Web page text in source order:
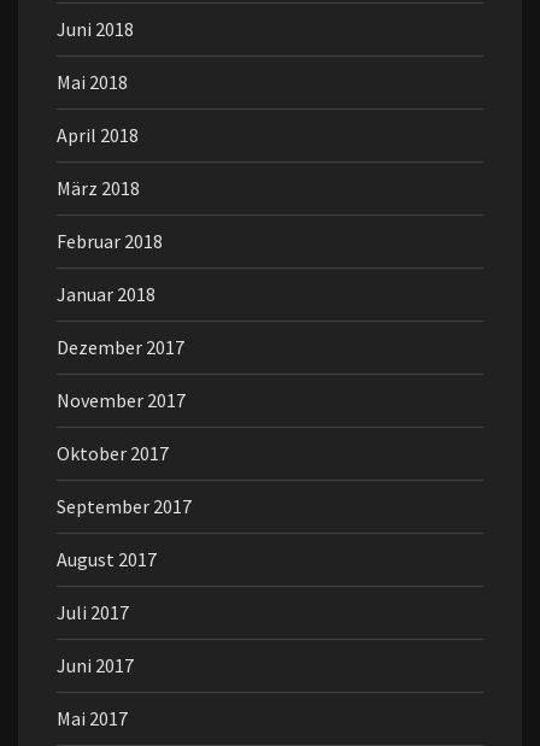
Juni 2018
Mai 2018
April 2018
März 2018
Februar 2018
Januar 2018
Dezember 2017
November 2017
Oktober 2017
September 2017
August 2017
Juli 2017
Juni 2017
Mai 2017